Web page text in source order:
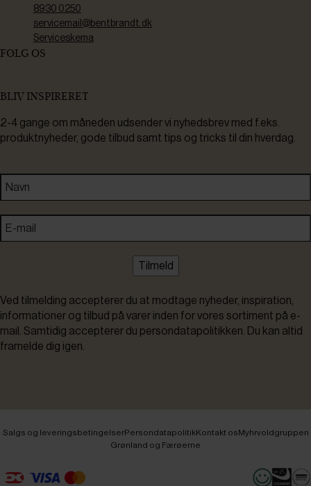
8930 0250
servicemail@bentbrandt.dk
Serviceskema
FØLG OS
BLIV INSPIRERET
2-4 gange om måneden udsender vi nyhedsbrev med f.eks.
produktnyheder, gode tilbud samt tips og tricks til din hverdag.
Tilmeld
Ved tilmelding accepterer du at modtage nyheder, inspiration,
informationer og tilbud på varer inden for vores sortiment på e-
mail. Samtidig accepterer du persondatapolitikken. Du kan altid
framelde dig igen.
Salgs og leveringsbetingelserPersondatapolitikKontakt os Myhrvoldgruppen
Grønland og Færøerne